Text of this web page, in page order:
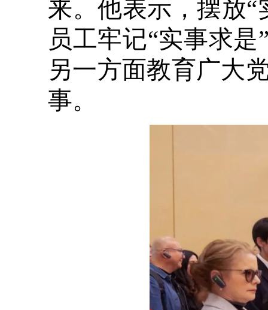
来。他表示，摆放
员工牢记“实事求
另一方面教育广大
事。